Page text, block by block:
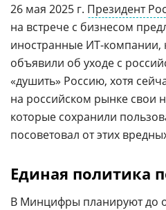
26 мая 2025 г. Президент
на встрече с бизнесом
иностранные ИТ-компании,
объявили об уходе с
«душить» Россию, хотя
на российском рынке свои
которые сохранили
посоветовал от этих
Единая политика
В Минцифры планируют до